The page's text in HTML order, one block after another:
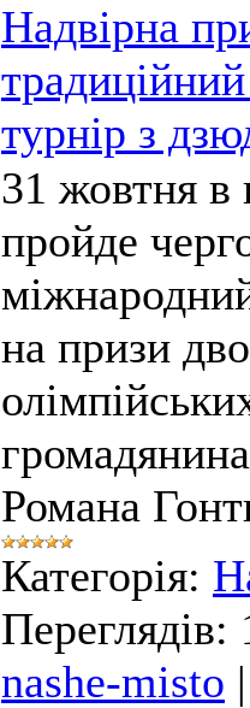
Надвірна
турнір з
31 жовтня в
пройде
на призи
Романа
Категорія:
Переглядів:
nashe-misto